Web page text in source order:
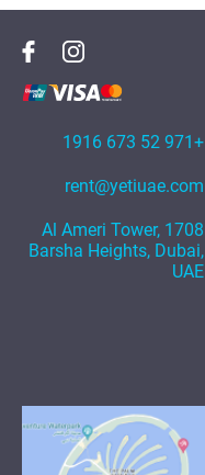
+971 52 673 1916
rent@yetiuae.com
1708 Al Ameri Tower,
Barsha Heights, Dubai,
UAE